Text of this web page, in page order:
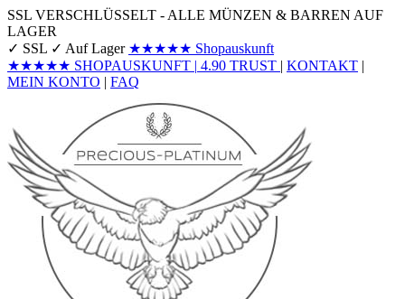
SSL VERSCHLÜSSELT - ALLE MÜNZEN & BARREN AUF
LAGER
✓ SSL ✓ Auf Lager ★★★★★ Shopauskunft
★★★★★ SHOPAUSKUNFT | 4.90 TRUST | KONTAKT |
MEIN KONTO | FAQ